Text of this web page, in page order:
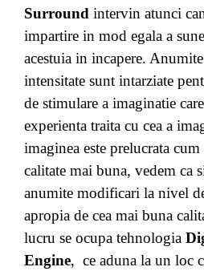
Surround intervin atunci
impartire in mod egala a
acestuia in incapere.
intensitate sunt intarziate
de stimulare a imaginatie
experienta traita cu cea a
imaginea este prelucrata
calitate mai buna, vedem ca
anumite modificari la nivel
apropia de cea mai buna
lucru se ocupa tehnologia
Engine, ce aduna la un loc